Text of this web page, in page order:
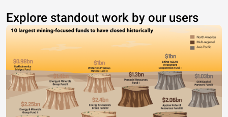
Explore standout work by our users